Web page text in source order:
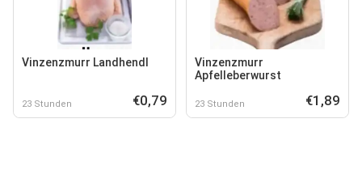
Vinzenzmurr Landhendl
23 Stunden €0,79
Vinzenzmurr
Apfelleberwurst
23 Stunden €1,89